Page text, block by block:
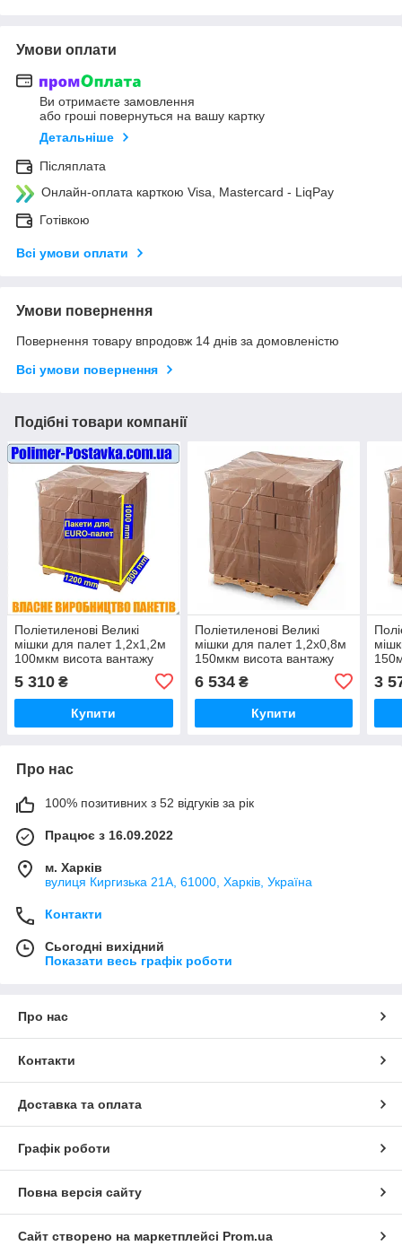
Умови оплати
Ви отримаєте замовлення
або гроші повернуться на вашу картку
Детальніше
Післяплата
Онлайн-оплата карткою Visa, Mastercard - LiqPay
Готівкою
Всі умови оплати
Умови повернення
Повернення товару впродовж 14 днів за домовленістю
Всі умови повернення
Подібні товари компанії
Поліетиленові Великі
мішки для палет 1,2х1,2м
100мкм висота вантажу
10шт
5 310 ₴
Купити
Поліетиленові Великі
мішки для палет 1,2х0,8м
150мкм висота вантажу
6 534₴
Купити
3
Про нас
100% позитивних з 52 відгуків за рік
Працює з 16.09.2022
м. Харків
вулиця Киргизька 21А, 61000, Харків, Україна
Контакти
Сьогодні вихідний
Показати весь графік роботи
Про нас
Контакти
Доставка та оплата
Графік роботи
Повна версія сайту
Сайт створено на маркетплейсі Prom.ua